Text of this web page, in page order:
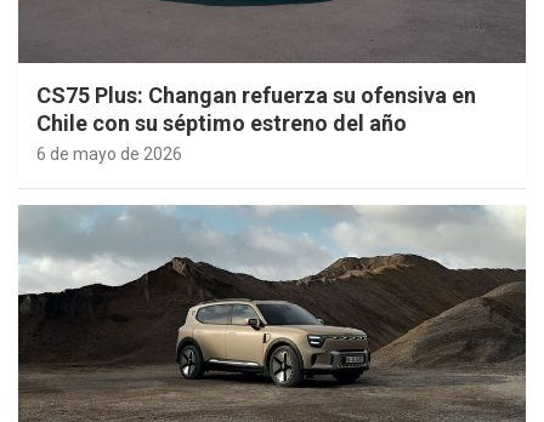
CS75 Plus: Changan refuerza su ofensiva en
Chile con su séptimo estreno del año
6 de mayo de 2026